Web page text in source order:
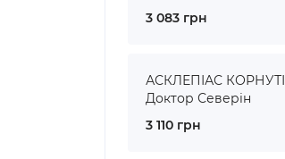
3 083 грн
АСКЛЕПІАС КОРНУТІ
Доктор Северін
3 110 грн